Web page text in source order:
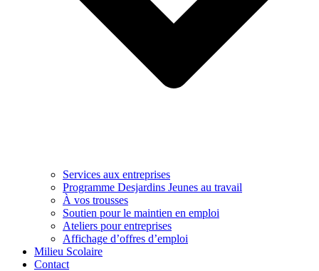
Services aux entreprises
Programme Desjardins Jeunes au travail
À vos trousses
Soutien pour le maintien en emploi
Ateliers pour entreprises
Affichage d’offres d’emploi
Milieu Scolaire
Contact